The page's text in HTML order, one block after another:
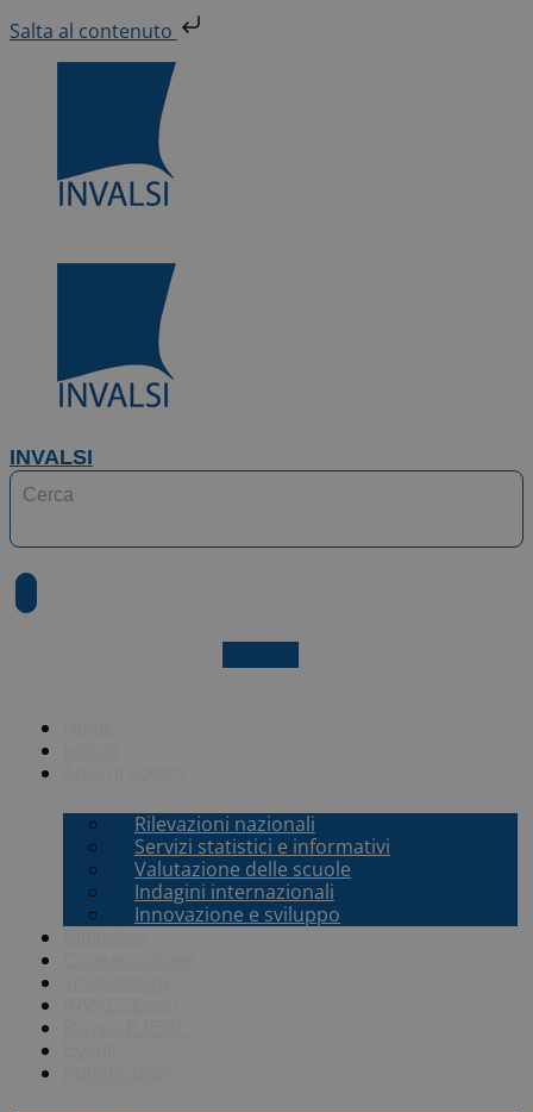
Salta al contenuto
al
INVALSI
Search
Rilevazioni nazionali
Servizi statistici e informativi
Valutazione delle scuole
Indagini internazionali
Innovazione e sviluppo